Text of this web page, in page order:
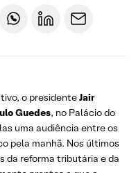
o presidenteJair
Guedes, no Palácio do
uma audiência entre os
pela manhã. Nos últimos
da reforma tributária e da